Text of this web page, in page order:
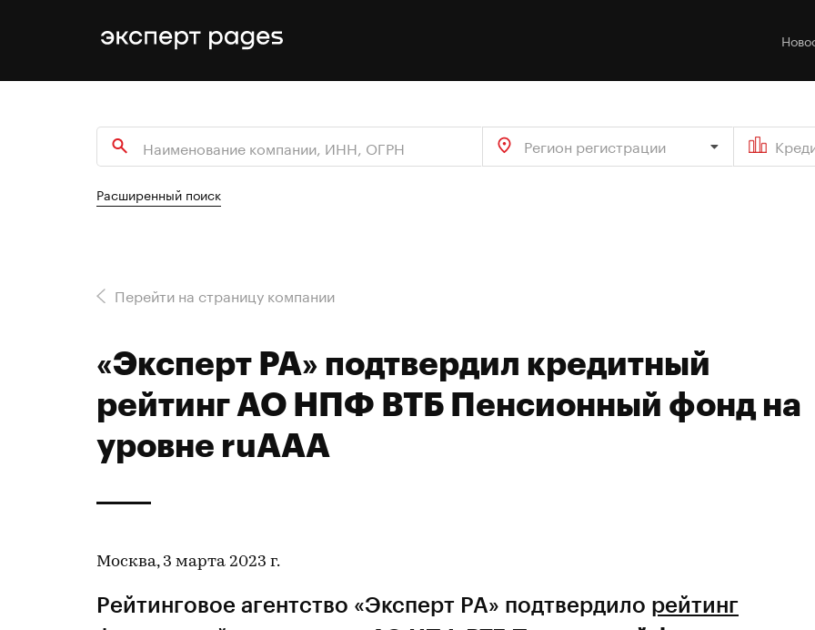
Регион регистрации
Расширенный поиск
Перейти на страницу компании
«Эксперт РА» подтвердил кредитный
рейтинг АО НПФ ВТБ Пенсионный фонд на
уровне ruAAА
Москва, 3 марта 2023 г.
Рейтинговое агентство «Эксперт РА» подтвердило рейтинг